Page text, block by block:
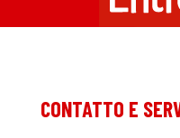
CONTATTO E